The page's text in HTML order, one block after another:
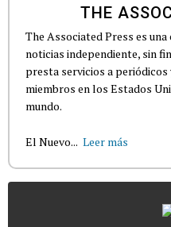
THE
The Associated Press es
noticias independiente, sin
presta servicios a periódicos
miembros en los Estados
mundo.
El Nuevo... Leer más